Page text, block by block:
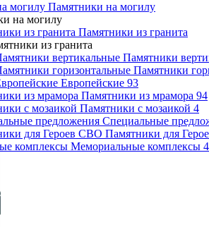
Памятники на могилу
на могилу
Памятники из гранита
из гранита
Памятники
Памятники
Европейские 93
Памятники из мрамора 94
Памятники с мозаикой 4
Специальные
Памятники для
Мемориальные комплексы